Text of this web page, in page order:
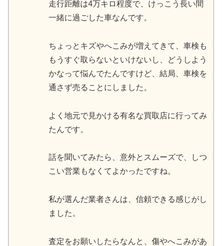
走行距離は4万キロ程度で、けっこう長い間
一緒に過ごした車なんです。
ちょっとキズやへこみが増えてきて、車検も
もうすぐ取らないといけないし、どうしよう
かなって悩んでたんですけど、結局、車検を
通さず売ることにしました。
よく地元で見かける有名な買取店に行ってみ
たんです。
話を聞いてみたら、意外とスムーズで、しつ
こい営業もなくてよかったですね。
私が選んだ業者さんは、信頼できる感じがし
ました。
査定をお願いしたらなんと、傷やへこみがあ